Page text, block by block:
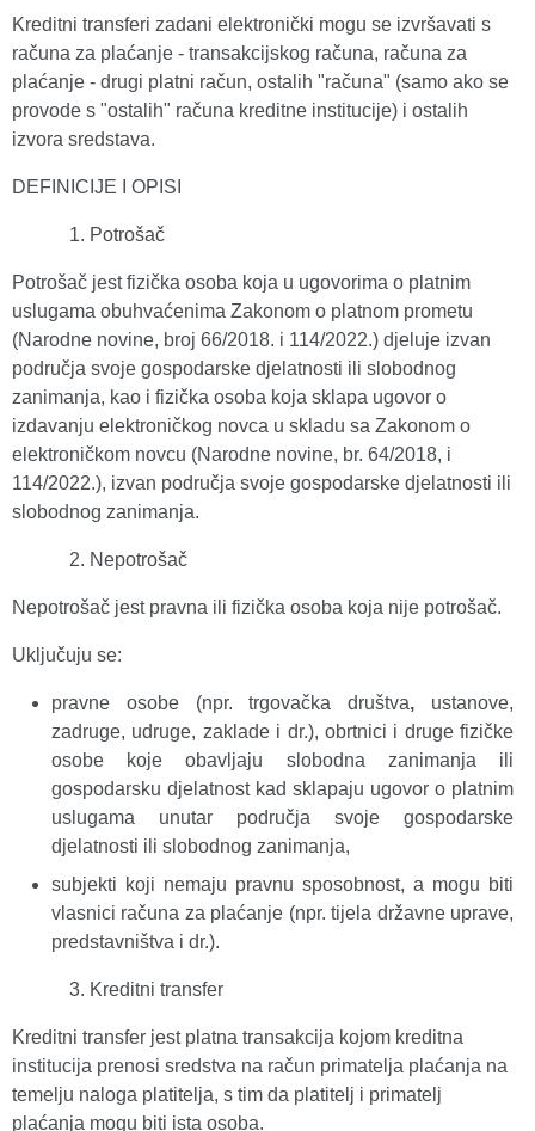
Kreditni transferi zadani elektronički mogu se izvršavati s
računa za plaćanje - transakcijskog računa, računa za
plaćanje - drugi platni račun, ostalih "računa" (samo ako se
provode s "ostalih" računa kreditne institucije) i ostalih
izvora sredstava.
DEFINICIJE I OPISI
Potrošač
Potrošač jest fizička osoba koja u ugovorima o platnim
uslugama obuhvaćenima Zakonom o platnom prometu
(Narodne novine, broj 66/2018. i 114/2022.) djeluje izvan
područja svoje gospodarske djelatnosti ili slobodnog
zanimanja, kao i fizička osoba koja sklapa ugovor o
izdavanju elektroničkog novca u skladu sa Zakonom o
elektroničkom novcu (Narodne novine, br. 64/2018, i
114/2022.), izvan područja svoje gospodarske djelatnosti ili
slobodnog zanimanja.
Nepotrošač
Nepotrošač jest pravna ili fizička osoba koja nije potrošač.
Uključuju se:
pravne osobe (npr. trgovačka društva, ustanove,
zadruge, udruge, zaklade i dr.), obrtnici i druge fizičke
osobe koje obavljaju slobodna zanimanja ili
gospodarsku djelatnost kad sklapaju ugovor o platnim
uslugama unutar područja svoje gospodarske
djelatnosti ili slobodnog zanimanja,
subjekti koji nemaju pravnu sposobnost, a mogu biti
vlasnici računa za plaćanje (npr. tijela državne uprave,
predstavništva i dr.).
Kreditni transfer
Kreditni transfer jest platna transakcija kojom kreditna
institucija prenosi sredstva na račun primatelja plaćanja na
temelju naloga platitelja, s tim da platitelj i primatelj
plaćanja mogu biti ista osoba.